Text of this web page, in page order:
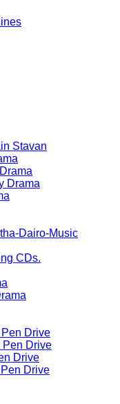
Stavan
Drama
Dairo-Music
CDs.
Drive
Pen Drive
Drive
Drive